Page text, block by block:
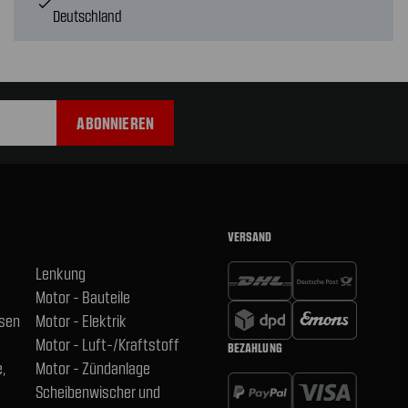
check
Deutschland
Lenkung
Motor - Bauteile
Motor - Elektrik
Motor - Luft-/Kraftstoff
Motor - Zündanlage
Scheibenwischer und
VERSAND
BEZAHLUNG